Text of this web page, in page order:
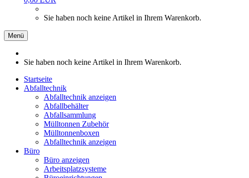
Sie haben noch keine Artikel in Ihrem Warenkorb.
Menü
Sie haben noch keine Artikel in Ihrem Warenkorb.
Startseite
Abfalltechnik
Abfalltechnik anzeigen
Abfallbehälter
Abfallsammlung
Mülltonnen Zubehör
Mülltonnenboxen
Abfalltechnik anzeigen
Büro
Büro anzeigen
Arbeitsplatzsysteme